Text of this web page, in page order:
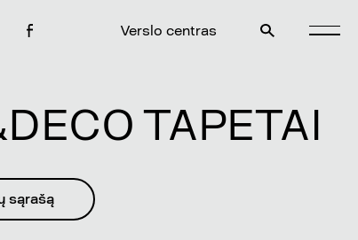
Verslo centras
TAPETAI
sąrašą